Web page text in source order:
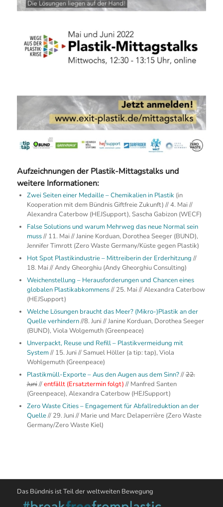
Download Programmübersicht
Aufzeichnungen der Plastik-Mittagstalks und
weitere Informationen:
Zwei Seiten einer Medaille – Chemikalien in Plastik (in
Kooperation mit dem Bündnis Giftfreie Zukunft) // 4. Mai //
Alexandra Caterbow (HEJSupport), Sascha Gabizon (WECF)
False Solutions und warum Mehrweg das neue Normal sein
muss// 11. Mai // Janine Korduan, Dorothea Seeger (BUND),
Jennifer Timrott (Zero Waste Germany/Küste gegen Plastik)
Hot Spot Plastikindustrie – Mittreiberin der Erderhitzung //
18. Mai // Andy Gheorghiu (Andy Gheorghiu Consulting)
Weichenstellung – Herausforderungen und Chancen eines
globalen Plastikabkommens// 25. Mai // Alexandra Caterbow
(HEJSupport)
Welche Lösungen braucht das Meer? (Mikro-)Plastik an der
Quelle verhindern//8. Juni // Janine Korduan, Dorothea Seeger
(BUND), Viola Wolgemuth (Greenpeace)
Unverpackt, Reuse und Refill – Plastikvermeidung mit
System// 15. Juni // Samuel Höller (a tip: tap), Viola
Wohlgemuth (Greenpeace)
Plastikmüll-Exporte – Aus den Augen aus dem Sinn?//22.
Juni//entfällt (Ersatztermin folgt) // Manfred Santen
(Greenpeace), Alexandra Caterbow (HEJSupport)
Zero Waste Cities – Engagement für Abfallreduktion an der
Quelle// 29. Juni // Marie und Marc Delaperrière (Zero Waste
Germany/Zero Waste Kiel)
Das Bündnis ist Teil der weltweiten Bewegung